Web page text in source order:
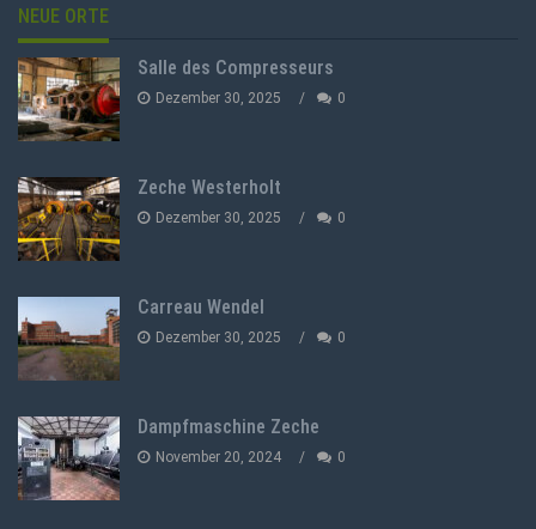
NEUE ORTE
Salle des Compresseurs
Dezember 30, 2025 0
Zeche Westerholt
Dezember 30, 2025 0
Carreau Wendel
Dezember 30, 2025 0
Dampfmaschine Zeche
November 20, 2024 0